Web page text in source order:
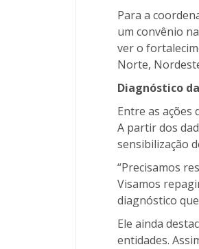
Para a
um convênio
ver o
Norte,
Diagnóstico
Entre as ações
A partir dos
sensibilização
“Precisamos
Visamos
diagnóstico
Ele ainda
entidades.